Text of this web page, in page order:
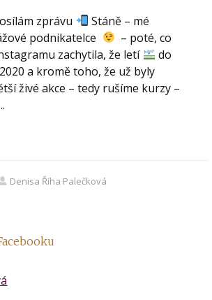
zprávu
Stáně – mé
podnikatelce
– poté, co
zachytila, že letí
do
a kromě toho, že už byly
živé akce – tedy rušíme kurzy –
Denisa Říha Palečková